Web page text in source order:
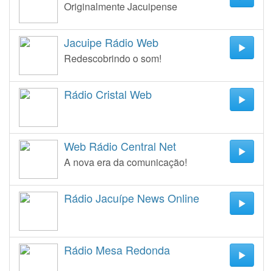
Originalmente Jacuipense
Jacuipe Rádio Web
Redescobrindo o som!
Rádio Cristal Web
Web Rádio Central Net
A nova era da comunicação!
Rádio Jacuípe News Online
Rádio Mesa Redonda